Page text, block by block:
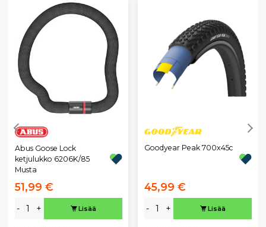
Abus Goose Lock
ketjulukko 6206K/85
Musta
51,99 €
- + Lisää
Goodyear Peak 700x45c
45,99 €
- + Lisää